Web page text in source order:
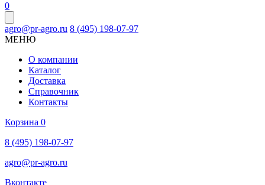
0
agro@pr-agro.ru 8 (495) 198-07-97
МЕНЮ
О компании
Каталог
Доставка
Справочник
Контакты
Корзина 0
8 (495) 198-07-97
agro@pr-agro.ru
Вконтакте